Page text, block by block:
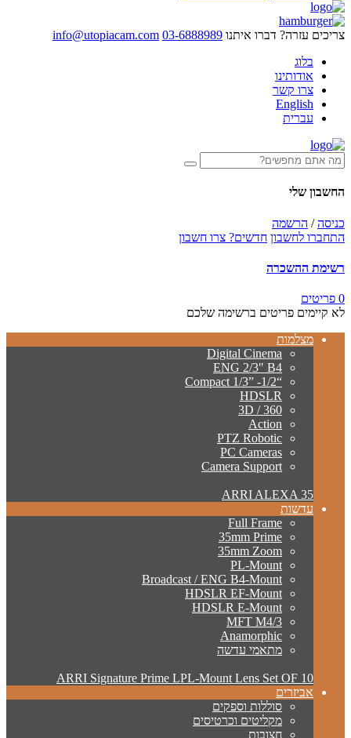
צריכים עזרה? דברו איתנו 03-6888989
info@utopiacam.com
בלוג
אודותינו
צרו קשר
English
עברית
החשבון שלי
כניסה/ הרשמה
התחברו לחשבון חדשים? צרו חשבון
רשימת ההשכרה
0 פריטים
לא קיימים פריטים ברשימה שלכם
מצלמות
Digital Cinema
ENG 2/3″ B4
“Compact 1/3” -1/2
HDSLR
3D / 360
Action
PTZ Robotic
PC Cameras
Camera Support
ARRI ALEXA 35
עדשות
Full Frame
35mm Prime
35mm Zoom
PL-Mount
Broadcast / ENG B4-Mount
HDSLR EF-Mount
HDSLR E-Mount
MFT M4/3
Anamorphic
מתאמי עדשה
ARRI Signature Prime LPL-Mount Lens Set OF 10
אביזרים
סוללות וספקים
מקליטים וכרטיסים
חצובות